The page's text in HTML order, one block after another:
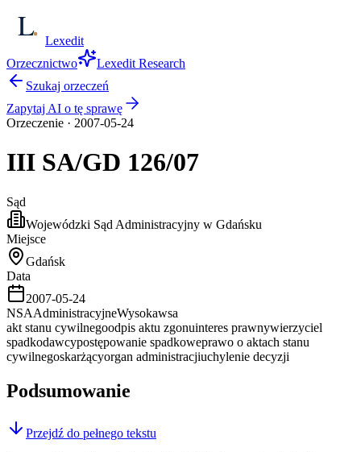
Lexedit
Orzecznictwo
Lexedit Research
Szukaj orzeczeń
Zapytaj AI o tę sprawę
Orzeczenie · 2007-05-24
III SA/GD 126/07
Sąd
Wojewódzki Sąd Administracyjny w Gdańsku
Miejsce
Gdańsk
Data
2007-05-24
NSAAdministracyjneWysokawsa
akt stanu cywilnegoodpis aktu zgonuinteres prawnywierzyciel
spadkodawcypostępowanie spadkoweprawo o aktach stanu
cywilnegoskarżącyorgan administracjiuchylenie decyzji
Podsumowanie
Przejdź do pełnego tekstu